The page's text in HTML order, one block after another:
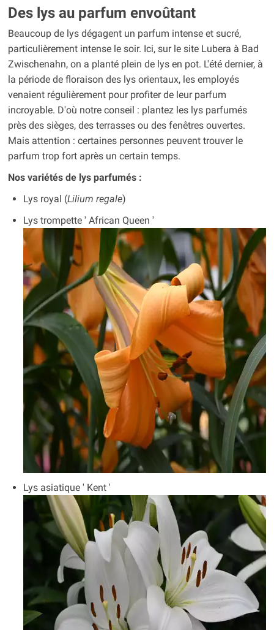
Des lys au parfum envoûtant
Beaucoup de lys dégagent un parfum intense et sucré,
particulièrement intense le soir. Ici, sur le site Lubera à Bad
Zwischenahn, on a planté plein de lys en pot. L'été dernier, à
la période de floraison des lys orientaux, les employés
venaient régulièrement pour profiter de leur parfum
incroyable. D'où notre conseil : plantez les lys parfumés
près des sièges, des terrasses ou des fenêtres ouvertes.
Mais attention : certaines personnes peuvent trouver le
parfum trop fort après un certain temps.
Nos variétés de lys parfumés :
Lys royal (Lilium regale)
Lys trompette ' African Queen '
Lys asiatique ' Kent '